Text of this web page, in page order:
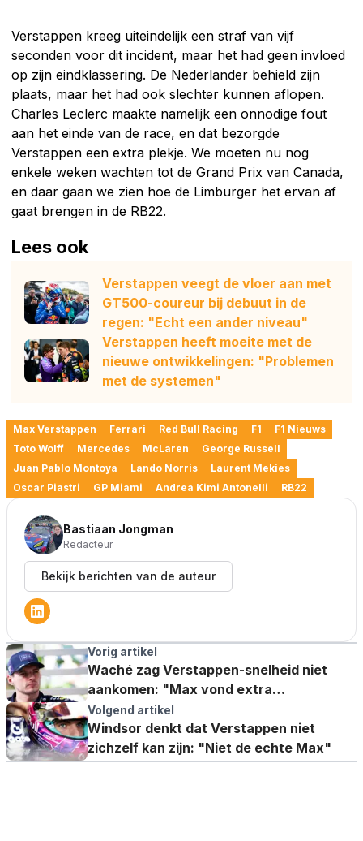
Verstappen kreeg uiteindelijk een straf van vijf
seconden voor dit incident, maar het had geen invloed
op zijn eindklassering. De Nederlander behield zijn
plaats, maar het had ook slechter kunnen aflopen.
Charles Leclerc maakte namelijk een onnodige fout
aan het einde van de race, en dat bezorgde
Verstappen een extra plekje. We moeten nu nog
enkele weken wachten tot de Grand Prix van Canada,
en daar gaan we zien hoe de Limburger het ervan af
gaat brengen in de RB22.
Lees ook
Verstappen veegt de vloer aan met
GT500-coureur bij debuut in de
regen: "Echt een ander niveau"
Verstappen heeft moeite met de
nieuwe ontwikkelingen: "Problemen
met de systemen"
Max Verstappen Ferrari Red Bull Racing F1
F1 Nieuws
Toto Wolff
Mercedes McLaren
George Russell
Juan Pablo Montoya
Lando Norris
Laurent Mekies
Oscar Piastri
GP Miami Andrea Kimi Antonelli RB22
Bastiaan Jongman
Redacteur
Bekijk berichten van de auteur
Vorig artikel
Waché zag Verstappen-snelheid niet
aankomen: "Max vond extra
performance"
Volgend artikel
Windsor denkt dat Verstappen niet
zichzelf kan zijn: "Niet de echte Max"